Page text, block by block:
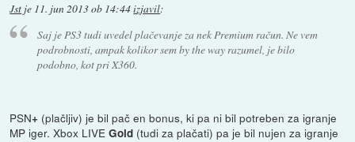
Jst je 11. jun 2013 ob 14:44izjavil:
Saj je PS3 tudi uvedel plačevanje za nek Premium račun. Ne vem
podrobnosti, ampak kolikor sem by the way razumel, je bilo
podobno, kot pri X360.
PSN+ (plačljiv) je bil pač en bonus, ki pa ni bil potreben za igranje
MP iger. Xbox LIVEGold (tudi za plačati) pa je bil nujen za igranje